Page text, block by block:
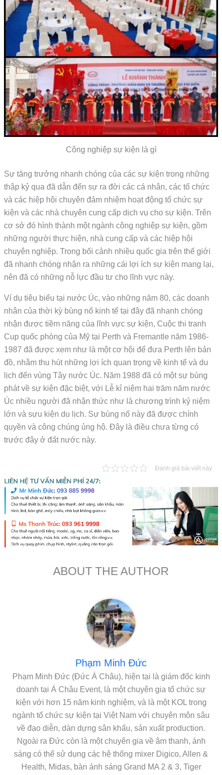
Công nghiệp sự kiện là gì
Sự tăng trưởng nhanh chóng của các sự kiện trong những
thập kỷ qua đã dẫn đến sự ra đời các cá nhân, các tổ chức
và các hiệp hội chuyên đảm nhiệm hoạt động tổ chức sự
kiện và các nhà chuyên cung cấp dịch vụ cho sự kiện. Trên
cơ sở đó hình thành một ngành công nghiệp sự kiện, gồm
những người thực hiện, nhà cung cấp và các hiệp hội
chuyên nghiệp. Trong bối cảnh nhiều quốc gia trên thế giới
đã nhanh chóng nhận ra những cái lợi ích sự kiện mang lại,
nên đã có những nỗ lực đầu tư cho lĩnh vực này.
Ví dụ tiêu biểu tại nước Úc, vào những năm 80, các doanh
nhân của thời kỳ bùng nổ kinh tế tại đây đã nhanh chóng
nhận được tiềm năng của lĩnh vực sự kiện, Cuộc thi tranh
Cup quốc phòng của Mỹ tại Perth và Fremantle năm 1986-
1987 đã được xem như là một cơ hội để đưa Perth lên bản
đồ, nhằm thu hút những lợi ích quan trọng về kinh tế và du
lịch đến vùng Tây nước Úc. Năm 1988 đã có một sự bùng
phát về sự kiện đặc biệt, với Lễ kỉ niệm hai trăm năm nước
Úc nhiều người đã nhận thức như là chương trình kỷ niệm
lớn và sựu kiện du lịch. Sự bùng nổ này đã được chính
quyền và công chúng ủng hộ. Đây là điều chưa từng có
trước đây ở đất nước này.
Đánh giá bài viết này
ABOUT THE AUTHOR
Phạm Minh Đức
Phạm Minh Đức (Đức Á Châu), hiện tại là giám đốc kinh
doanh tại Á Châu Event, là một chuyên gia tổ chức sự
kiện với hơn 15 năm kinh nghiệm, và là một KOL trong
ngành tổ chức sự kiện tại Việt Nam với chuyên môn sâu
về đạo diễn, dàn dựng sân khấu, sản xuất production.
Ngoài ra Đức còn là một chuyên gia về âm thanh, ánh
sáng có thể sử dụng các hệ thống mixer Digico, Allen &
Health, Midas, bàn ánh sáng Grand MA 2 & 3, Tiger